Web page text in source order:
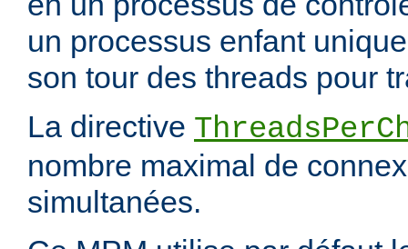
un processus enfant
son tour des threads pour
La directive
nombre maximal de
simultanées.